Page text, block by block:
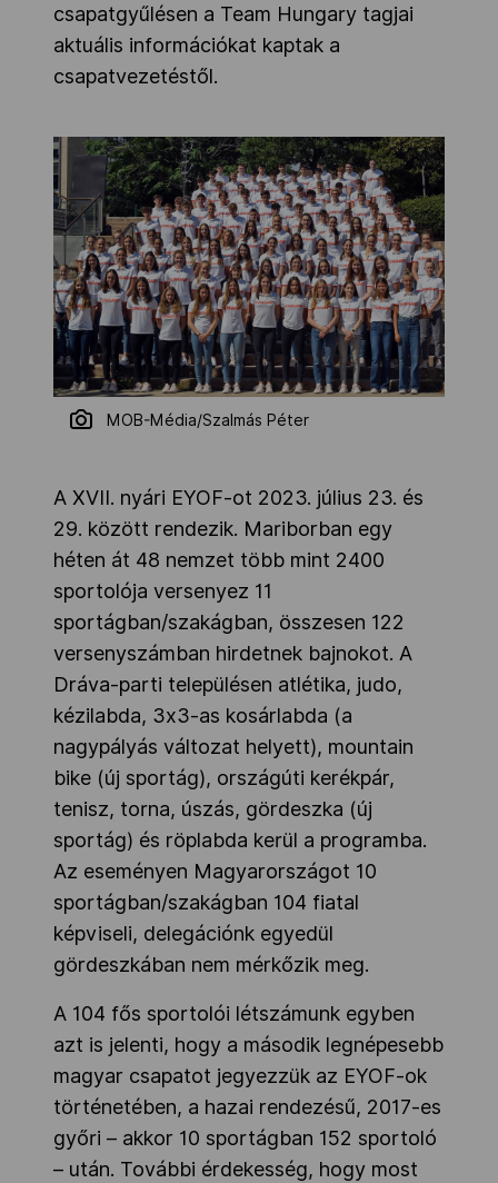
csapatgyűlésen a Team Hungary tagjai
aktuális információkat kaptak a
csapatvezetéstől.
MOB-Média/Szalmás Péter
A XVII. nyári EYOF-ot 2023. július 23. és
29. között rendezik. Mariborban egy
héten át 48 nemzet több mint 2400
sportolója versenyez 11
sportágban/szakágban, összesen 122
versenyszámban hirdetnek bajnokot. A
Dráva-parti településen atlétika, judo,
kézilabda, 3x3-as kosárlabda (a
nagypályás változat helyett), mountain
bike (új sportág), országúti kerékpár,
tenisz, torna, úszás, gördeszka (új
sportág) és röplabda kerül a programba.
Az eseményen Magyarországot 10
sportágban/szakágban 104 fiatal
képviseli, delegációnk egyedül
gördeszkában nem mérkőzik meg.
A 104 fős sportolói létszámunk egyben
azt is jelenti, hogy a második legnépesebb
magyar csapatot jegyezzük az EYOF-ok
történetében, a hazai rendezésű, 2017-es
győri – akkor 10 sportágban 152 sportoló
– után. További érdekesség, hogy most